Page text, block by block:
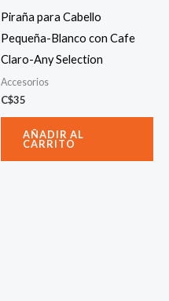
Piraña para Cabello
Pequeña-Blanco con Cafe
Claro-Any Selection
Accesorios
C$35
AÑADIR AL
CARRITO